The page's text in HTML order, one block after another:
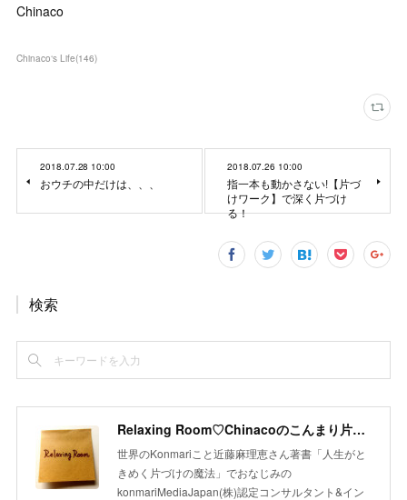
Chinaco
Chinaco‘s Life(146)
2018.07.28 10:00
おウチの中だけは、、、
2018.07.26 10:00
指一本も動かさない!【片づ
けワーク】で深く片づけ
る！
検索
Relaxing Room♡Chinacoのこんまり片づけLesson
世界のKonmariこと近藤麻理恵さん著書「人生がと
きめく片づけの魔法」でおなじみの
konmariMediaJapan(株)認定コンサルタント&イン